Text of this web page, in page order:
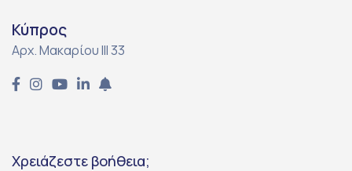
Κύπρος
Αρχ. Μακαρίου ΙΙΙ 33
Χρειάζεστε βοήθεια;